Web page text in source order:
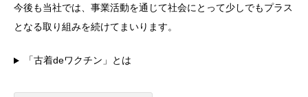
今後も当社では、事業活動を通じて社会にとって少しでもプラス
となる取り組みを続けてまいります。
「古着deワクチン」とは